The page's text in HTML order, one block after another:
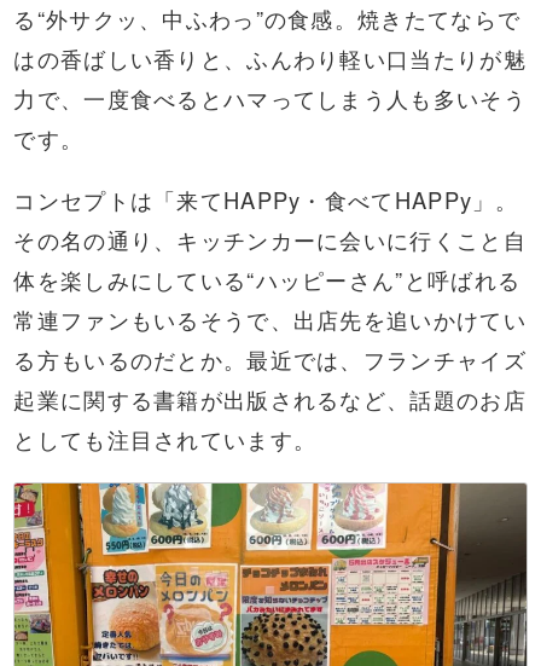
る“外サクッ、中ふわっ”の食感。焼きたてならで
はの香ばしい香りと、ふんわり軽い口当たりが魅
力で、一度食べるとハマってしまう人も多いそう
です。
コンセプトは「来てHAPPy・食べてHAPPy」。
その名の通り、キッチンカーに会いに行くこと自
体を楽しみにしている“ハッピーさん”と呼ばれる
常連ファンもいるそうで、出店先を追いかけてい
る方もいるのだとか。最近では、フランチャイズ
起業に関する書籍が出版されるなど、話題のお店
としても注目されています。